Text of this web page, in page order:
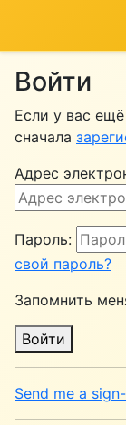
Войти
Если у вас
сначала
Адрес
Пароль:
свой пароль?
Запомнить
Войти
Send me a